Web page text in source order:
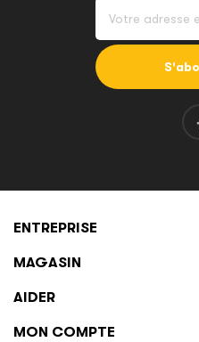
ENTREPRISE
MAGASIN
AIDER
MON COMPTE